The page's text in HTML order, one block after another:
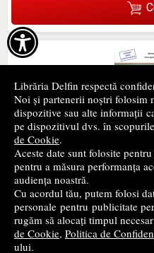

Librăria Delfin respectă
Noi și partenerii noștri folosim
dispozitive sau alte informații
pe dispozitivul dvs. în
de Cookie.
Aceste date sunt folosite
pentru a măsura performanța
audiența noastră.
Cu acordul tău, putem folosi
personale pentru publicitate
rugăm să alocați timpul
de Cookie, Politica de
ului.
Cu matematica la
COMUNITATE, clasa 1,
Editura